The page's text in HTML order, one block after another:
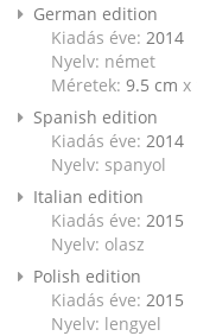
German edition
Kiadás éve: 2014
Nyelv: német
Méretek: 9.5 cm x
Spanish edition
Kiadás éve: 2014
Nyelv: spanyol
Italian edition
Kiadás éve: 2015
Nyelv: olasz
Polish edition
Kiadás éve: 2015
Nyelv: lengyel